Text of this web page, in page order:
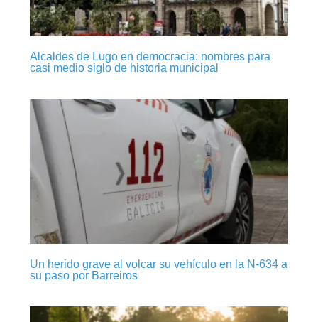
Alcaldes de Lugo en democracia: nombres para
casi medio siglo de historia municipal
Un herido grave al volcar su vehículo en la N-634 a
su paso por Barreiros